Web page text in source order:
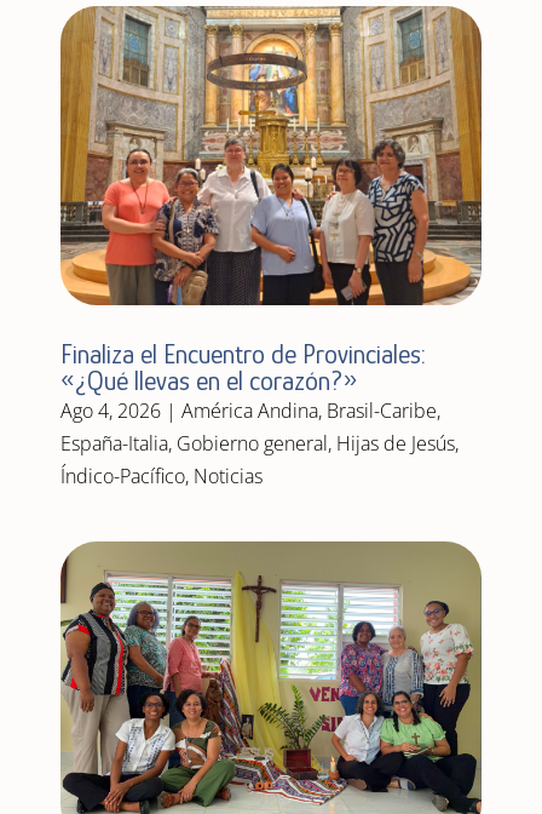
Finaliza el Encuentro de Provinciales:
«¿Qué llevas en el corazón?»
Ago 4, 2026| América Andina, Brasil-Caribe,
España-Italia, Gobierno general, Hijas de Jesús,
Índico-Pacífico, Noticias